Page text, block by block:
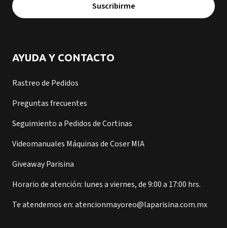
Suscribirme
AYUDA Y CONTACTO
Rastreo de Pedidos
Preguntas frecuentes
Seguimiento a Pedidos de Cortinas
Videomanuales Máquinas de Coser MIA
Giveaway Parisina
Horario de atención: lunes a viernes, de 9:00 a 17:00 hrs.
Te atendemos en: atencionmayoreo@laparisina.com.mx